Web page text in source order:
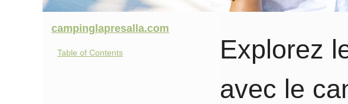
Explorez
avec le
campinglapresalla.com
Table of Contents